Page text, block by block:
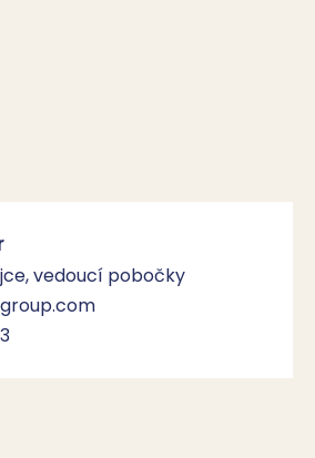
vedoucí pobočky